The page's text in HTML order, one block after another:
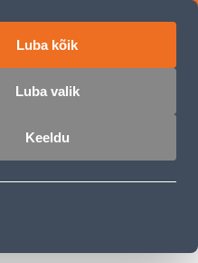
Luba kõik
Luba valik
Keeldu